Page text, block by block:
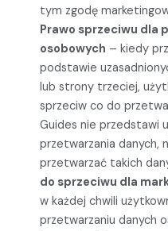
tym zgodę
Prawo sprzeciwu dla
osobowych – kiedy
podstawie
lub strony trzeciej,
sprzeciw co do
Guides nie przedstawi
przetwarzania danych,
przetwarzać takich
do sprzeciwu dla
w każdej chwili
przetwarzaniu danych